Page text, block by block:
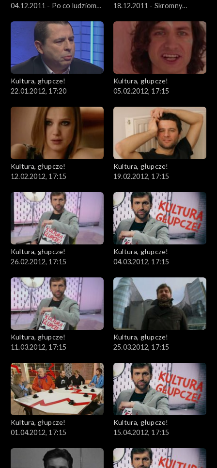
04.12.2011 - Po co ludziom
18.12.2011 - Skromny
charakterze
Kultura, głupcze!
22.01.2012, 17:20
Kultura, głupcze!
05.02.2012, 17:15
Kultura, głupcze!
12.02.2012, 17:15
Kultura, głupcze!
19.02.2012, 17:15
Kultura, głupcze!
26.02.2012, 17:15
Kultura, głupcze!
04.03.2012, 17:15
Kultura, głupcze!
11.03.2012, 17:15
Kultura, głupcze!
25.03.2012, 17:15
Kultura, głupcze!
01.04.2012, 17:15
Kultura, głupcze!
15.04.2012, 17:15